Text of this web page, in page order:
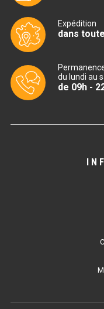
CUISINIÈRE
CUISINIÈRE
CUISINIÈRE
BAIN MARIE
BAIN MARIE
BAIN MARIE
BAIN MARIE
Expédition
dans
du lundi au
de 09h -